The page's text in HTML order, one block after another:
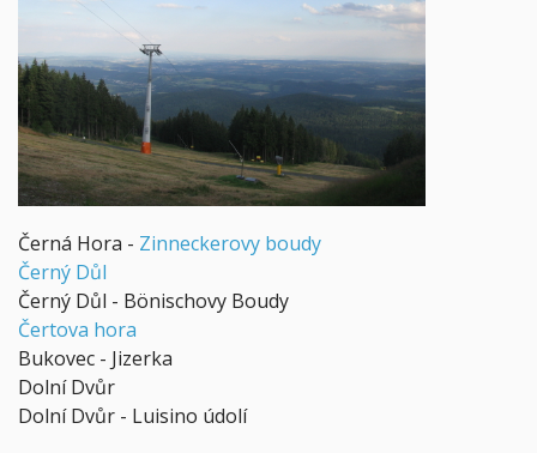
Černá Hora - Zinneckerovy boudy
Černý Důl
Černý Důl - Bönischovy Boudy
Čertova hora
Bukovec - Jizerka
Dolní Dvůr
Dolní Dvůr - Luisino údolí